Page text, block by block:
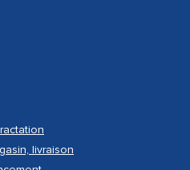
livraison